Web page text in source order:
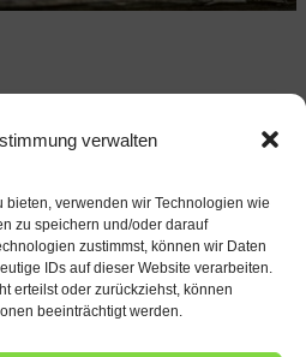
verwalten
bieten, verwenden wir Technologien wie
zu speichern und/oder darauf
zustimmst, können wir Daten
IDs auf dieser Website verarbeiten.
erteilst oder zurückziehst, können
beeinträchtigt werden.
knackig aus